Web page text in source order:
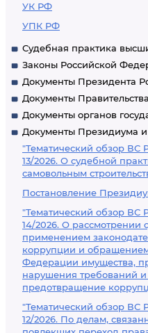
УК РФ
УПК РФ
Судебная практика
Законы Российской
Документы Президента
Документы
Документы органов
Документы Президиума
"Тематический обзор ВС
13/2026. О судебной
самовольным
Постановление
"Тематический обзор ВС
14/2026. О рассмотрении
применением
коррупции и
Федерации имущества,
нарушения требований
предотвращение
"Тематический обзор ВС
12/2026. По делам,